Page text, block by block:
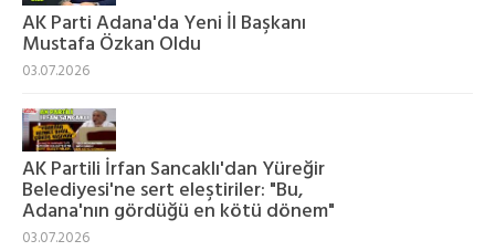
AK Parti Adana'da Yeni İl Başkanı
Mustafa Özkan Oldu
03.07.2026
AK Partili İrfan Sancaklı'dan Yüreğir
Belediyesi'ne sert eleştiriler: "Bu,
Adana'nın gördüğü en kötü dönem"
03.07.2026